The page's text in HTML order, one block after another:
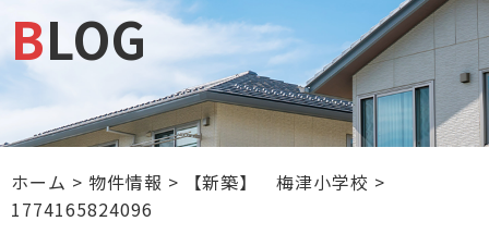
BLOG
ホーム > 物件情報 > 【新築】 梅津小学校 >
1774165824096